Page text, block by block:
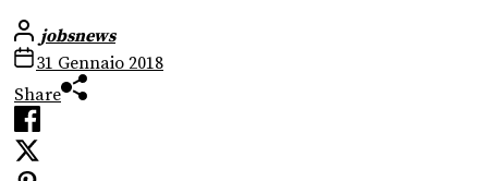
jobsnews
31 Gennaio 2018
Share